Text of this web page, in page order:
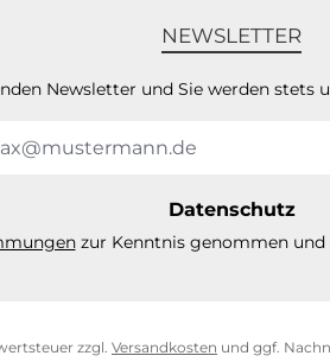
NEWSLETTER
Newsletter und Sie werden
Datenschutz
zur Kenntnis genommen und
zzgl. Versandkosten und ggf.